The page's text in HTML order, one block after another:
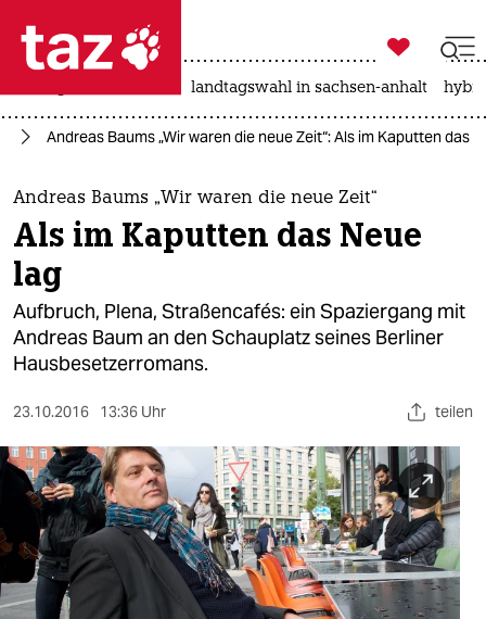
 taz zahl ich
taz zahl ich
themen
politik
öko
gesellschaft
sport
berlin
nord
wahrheit

taz zahl ich
landtagswahl in sachsen-anhalt
Andreas Baums „Wir waren die neue Zeit“: Als im Kaputten das
Andreas Baums „Wir waren die neue Zeit“
Als im Kaputten das Neue
lag
Aufbruch, Plena, Straßencafés: ein Spaziergang mit
Andreas Baum an den Schauplatz seines Berliner
Hausbesetzerromans.
23.10.2016 13:36 Uhr teilen